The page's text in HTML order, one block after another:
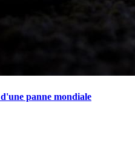
panne mondiale